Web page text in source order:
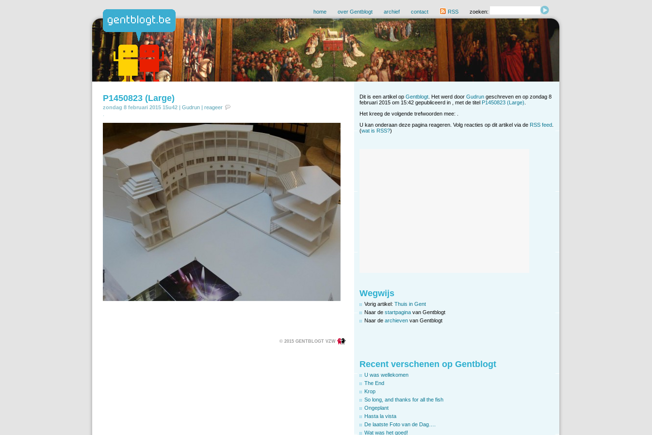
home over Gentblogt archief contact RSS zoeken:
P1450823 (Large)
zondag 8 februari 2015 15u42 | Gudrun | reageer
© 2015 GENTBLOGT VZW
Dit is een artikel op Gentblogt . Het werd door Gudrun geschreven en op zondag 8
februari 2015 om 15:42 gepubliceerd in , met de titel P1450823 (Large)
Het kreeg de volgende trefwoorden mee: .
U kan onderaan deze pagina reageren. Volg reacties op dit artikel via de RSS feed.
(wat is RSS?)
Wegwijs
Vorig artikel: Thuis in Gent
Naar de startpagina van Gentblogt
Naar de archieven van Gentblogt
Recent verschenen op Gentblogt
U was wellekomen
The End
Krop
So long, and thanks for all the fish
Ongeplant
Hasta la vista
De laatste Foto van de Dag….
Wat was het goed!